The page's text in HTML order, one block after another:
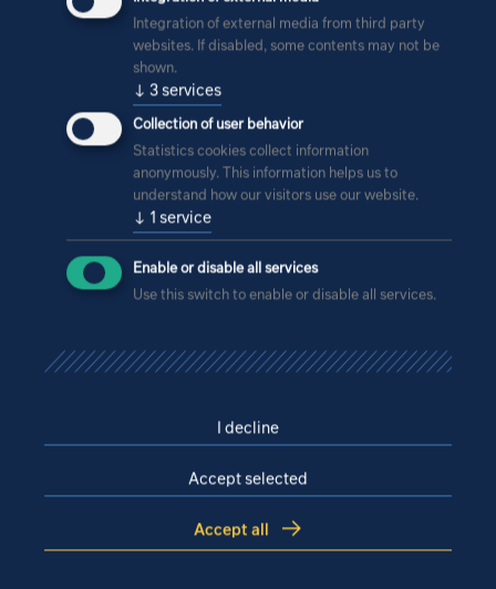
Integration of external media from third party
websites. If disabled, some contents may not be
shown.
↓ 3services
Collection of user behavior
Statistics cookies collect information
anonymously. This information helps us to
understand how our visitors use our website.
↓ 1 service
Enable or disable all services
Use this switch to enable or disable all services.
I decline
Accept selected
Accept all